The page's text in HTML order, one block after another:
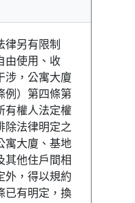
律另有限制
由使用、收
涉，公寓大廈
例）第四條第
有權人法定權
除法律明定之
寓大廈、基地
其他住戶間相
外，得以規約
已有明定，換